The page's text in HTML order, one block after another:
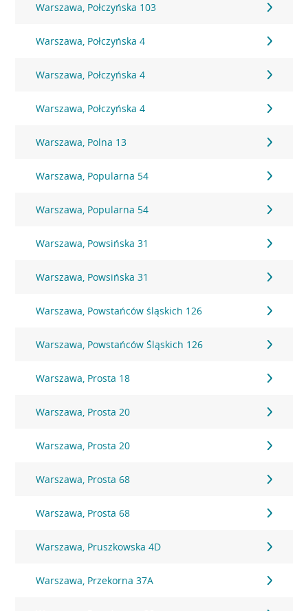
Warszawa, Połczyńska 103
Warszawa, Połczyńska 4
Warszawa, Połczyńska 4
Warszawa, Połczyńska 4
Warszawa, Polna 13
Warszawa, Popularna 54
Warszawa, Popularna 54
Warszawa, Powsińska 31
Warszawa, Powsińska 31
Warszawa, Powstańców śląskich 126
Warszawa, Powstańców Śląskich 126
Warszawa, Prosta 18
Warszawa, Prosta 20
Warszawa, Prosta 20
Warszawa, Prosta 68
Warszawa, Prosta 68
Warszawa, Pruszkowska 4D
Warszawa, Przekorna 37A